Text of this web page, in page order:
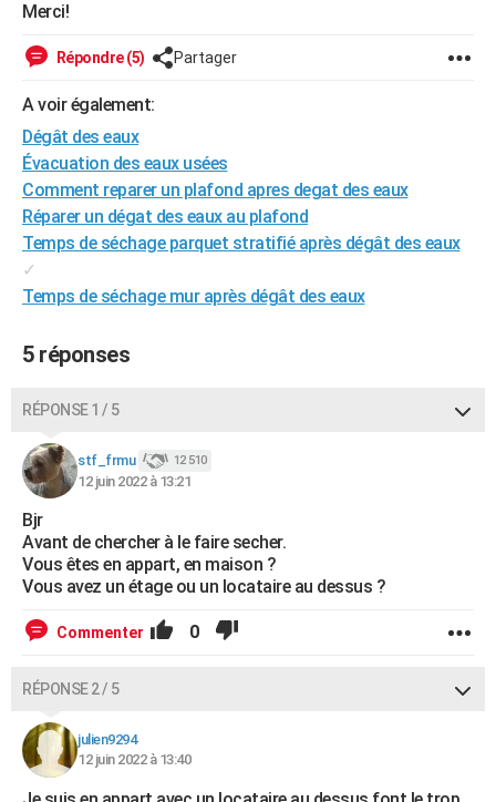
Merci!
Répondre (5) Partager
A voir également:
Dégât des eaux
Évacuation des eaux usées
Comment reparer un plafond apres degat des eaux
Réparer un dégat des eaux au plafond
Temps de séchage parquet stratifié après dégât des eaux
✓
Temps de séchage mur après dégât des eaux
5 réponses
RÉPONSE 1 / 5
stf_frmu 12 510
12 juin 2022 à 13:21
Bjr
Avant de chercher à le faire secher.
Vous êtes en appart, en maison ?
Vous avez un étage ou un locataire au dessus ?
Commenter 0
RÉPONSE 2 / 5
julien9294
12 juin 2022 à 13:40